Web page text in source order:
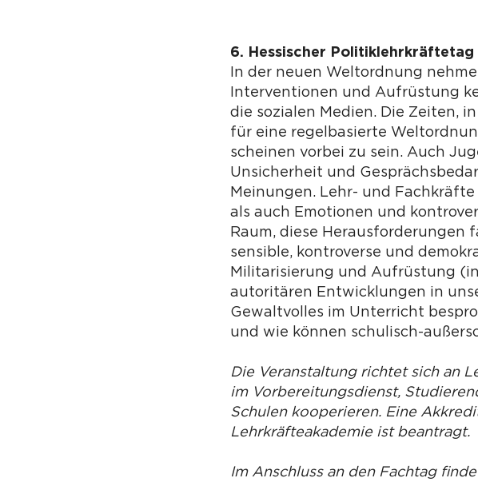
6. Hessischer Politiklehrkräftetag
In der neuen Weltordnung
Interventionen und Aufrüstung
die sozialen Medien. Die Zeiten,
für eine regelbasierte
scheinen vorbei zu sein. Auch
Unsicherheit und
Meinungen. Lehr- und
als auch Emotionen und
Raum, diese
sensible, kontroverse und
Militarisierung und Aufrüstung
autoritären Entwicklungen in
Gewaltvolles im Unterricht
und wie können schulisch-
Die Veranstaltung richtet sich an
im Vorbereitungsdienst,
Schulen kooperieren. Eine
Lehrkräfteakademie ist beantragt.
Im Anschluss an den Fachtag